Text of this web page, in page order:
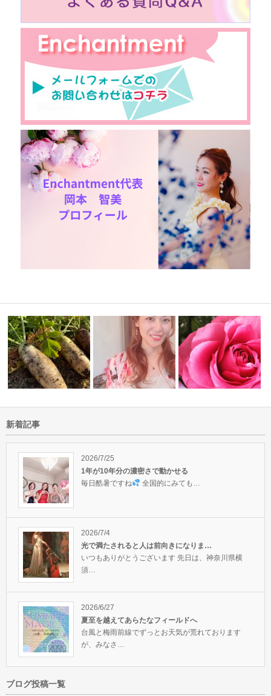
レイキ
明日はいよいよカバラ4へとア
センション
ワクワクときめく毎日の秘密
は!?
自分の内なる声を大切に
新着記事
2026/7/25
1年が10年分の濃密さで動かせる
毎日酷暑ですね
全国的にみても…
2026/7/4
光で満たされると人は前向きになりま…
いつもありがとうございます 先日は、神奈川県横
須…
2026/6/27
夏至を越えてあらたなフィールドへ
台風と梅雨前線でずっとお天気が荒れております
が、みなさ…
ブログ投稿一覧